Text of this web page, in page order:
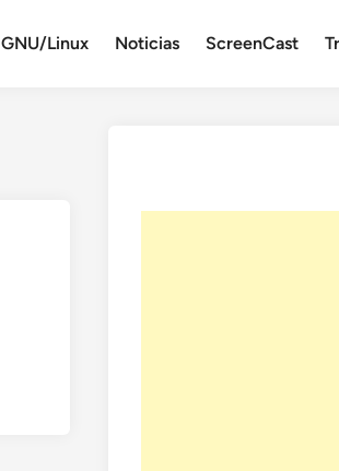
GNU/Linux Noticias ScreenCast